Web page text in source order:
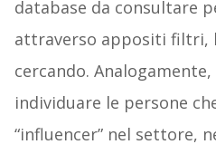
database da consultare
attraverso appositi filtri,
cercando.
individuare le persone
“influencer” nel settore,